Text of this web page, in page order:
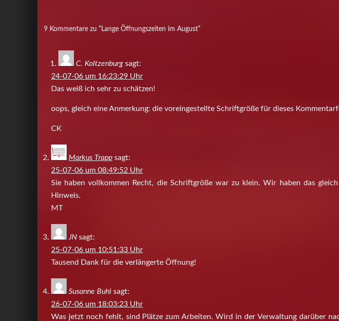
9 Kommentare zu “Lange Öffnungszeiten im August”
C. Koltzenburg sagt:
24-07-06 um 16:23:29 Uhr
Das weiß ich sehr zu schätzen!
oops, gleich eine Anmerkung: die voreingestellte Schriftgröße für dieses
CK
Markus Trapp sagt:
25-07-06 um 08:49:52 Uhr
Sie haben vollkommen Recht, die Schriftgröße war zu klein. Wir haben das
Hinweis.
MT
JN sagt:
25-07-06 um 10:51:33 Uhr
Tausend Dank für die verlängerte Öffnung!
Susanne Buhl sagt:
26-07-06 um 18:03:23 Uhr
Was jetzt noch fehlt, sind Plätze zum Arbeiten. Wird in der Verwaltung darüber